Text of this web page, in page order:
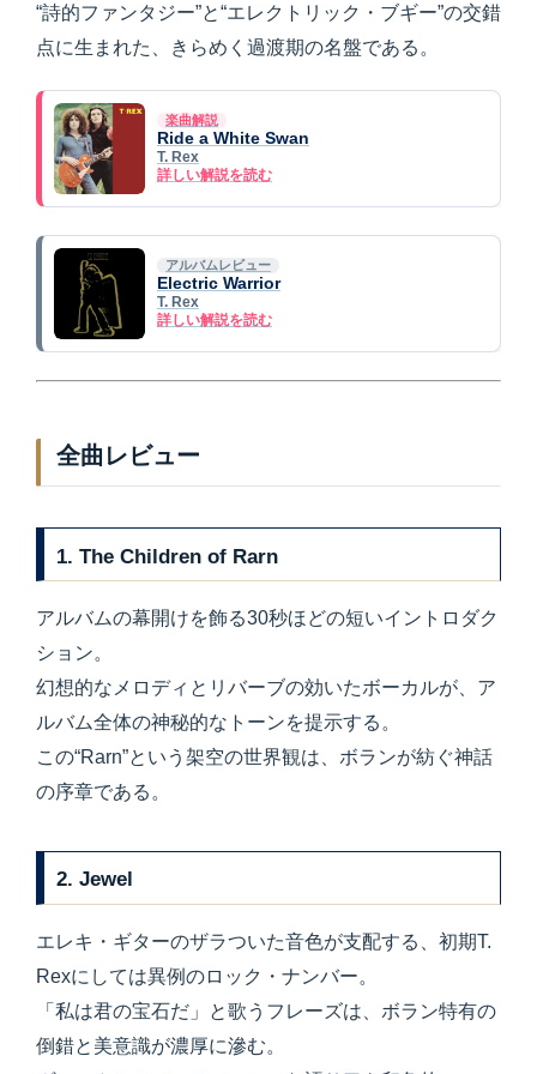
“詩的ファンタジー”と“エレクトリック・ブギー”の交錯
点に生まれた、きらめく過渡期の名盤である。
楽曲解説
Ride a White Swan
T. Rex
詳しい解説を読む
アルバムレビュー
Electric Warrior
T. Rex
詳しい解説を読む
全曲レビュー
1. The Children of Rarn
アルバムの幕開けを飾る30秒ほどの短いイントロダク
ション。
幻想的なメロディとリバーブの効いたボーカルが、ア
ルバム全体の神秘的なトーンを提示する。
この“Rarn”という架空の世界観は、ボランが紡ぐ神話
の序章である。
2. Jewel
エレキ・ギターのザラついた音色が支配する、初期T.
Rexにしては異例のロック・ナンバー。
「私は君の宝石だ」と歌うフレーズは、ボラン特有の
倒錯と美意識が濃厚に滲む。